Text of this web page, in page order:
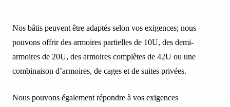
Nos bâtis peuvent être adaptés selon vos exigences; nous
pouvons offrir des armoires partielles de 10U, des demi-
armoires de 20U, des armoires complètes de 42U ou une
combinaison d’armoires, de cages et de suites privées.
Nous pouvons également répondre à vos exigences